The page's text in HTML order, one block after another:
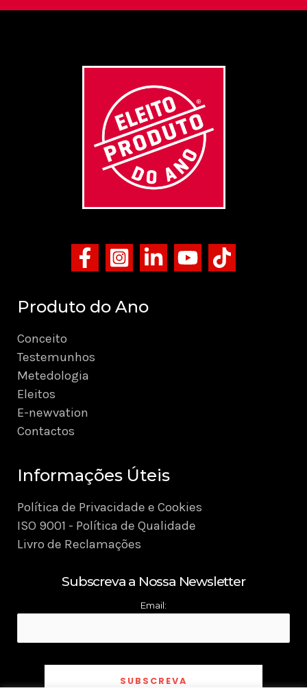
Produto do Ano
Conceito
Testemunhos
Metedologia
Eleitos
E-newvation
Contactos
Informações Úteis
Política de Privacidade e Cookies
ISO 9001 - Política de Qualidade
Livro de Reclamações
Subscreva a Nossa Newsletter
Email: